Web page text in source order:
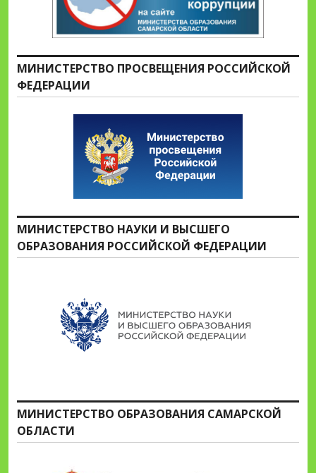
МИНИСТЕРСТВО ПРОСВЕЩЕНИЯ РОССИЙСКОЙ
ФЕДЕРАЦИИ
МИНИСТЕРСТВО НАУКИ И ВЫСШЕГО
ОБРАЗОВАНИЯ РОССИЙСКОЙ ФЕДЕРАЦИИ
МИНИСТЕРСТВО ОБРАЗОВАНИЯ САМАРСКОЙ
ОБЛАСТИ